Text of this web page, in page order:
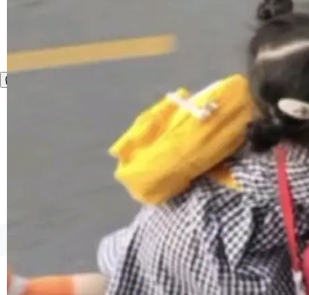
Harness 负责把能力落到真实环境中——调用工
具、读写文件、管理上下文、处理错误、完成闭
环。崔添翼招人的标...
理解、推理、生成与编辑，还仅以 8B-MoT 的轻
量大小，将能力推进到4K、更精细的真实质感、
更复杂的视觉控制和可持续迭代编辑。 相比 U
1，U1.5-Lite-Preview 在以下方向上带来了显著
提升： 原生支持4K图像生成； 更精细的局部纹
理、细节与真实世界质感； 更准确的中英文文字
生成与复杂版式组织； 更稳定的图...
©OSCHINA(OSChina.NET) 京ICP备2025119063号